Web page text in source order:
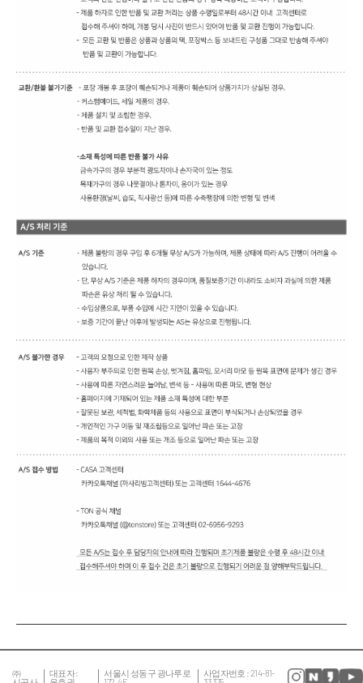
㈜
대표자 :
서울시 성동구 광나루로
사업자번호 : 214-81-